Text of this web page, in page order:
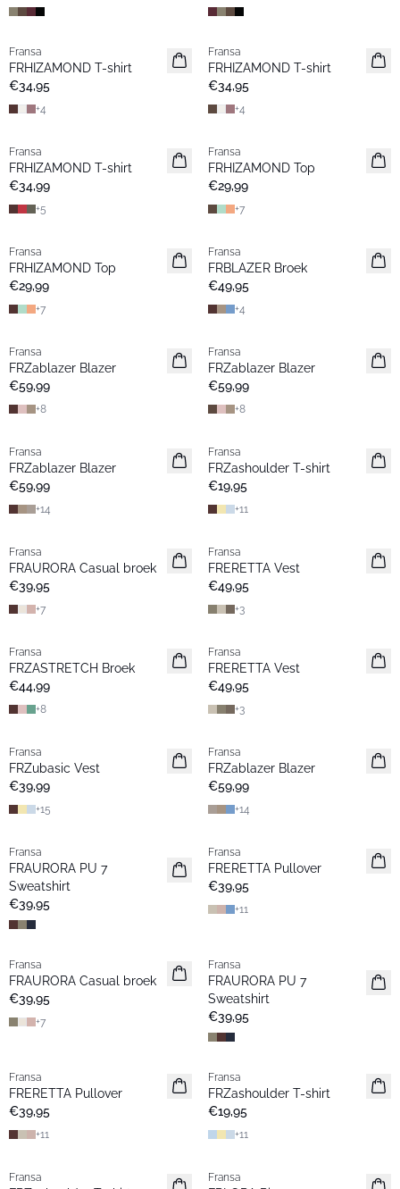
Nieuw
Fransa
FRHIZAMOND T-shirt
€34,95
+4
Nieuw
Fransa
FRHIZAMOND T-shirt
€34,95
+4
Nieuw
Fransa
FRHIZAMOND T-shirt
€34,99
+5
Extended size
Fransa
FRHIZAMOND Top
€29,99
+7
Nieuw
Fransa
FRHIZAMOND Top
€29,99
+7
Nieuw
Fransa
FRBLAZER Broek
€49,95
+4
Nieuw
Fransa
FRZablazer Blazer
€59,99
+8
Nieuw
Fransa
FRZablazer Blazer
€59,99
+8
Nieuw
Fransa
FRZablazer Blazer
€59,99
+14
Nieuw
Fransa
FRZashoulder T-shirt
€19,95
+11
Nieuw
Fransa
FRAURORA Casual broek
€39,95
+7
Nieuw
Fransa
FRERETTA Vest
€49,95
+3
Nieuw
Fransa
FRZASTRETCH Broek
€44,99
+8
Nieuw
Fransa
FRERETTA Vest
€49,95
+3
Nieuw
Fransa
FRZubasic Vest
€39,99
+15
Nieuw
Fransa
FRZablazer Blazer
€59,99
+14
Nieuw
Fransa
FRAURORA PU 7
Sweatshirt
€39,95
Nieuw
Fransa
FRERETTA Pullover
€39,95
+11
Nieuw
Fransa
FRAURORA Casual broek
€39,95
+7
Nieuw
Fransa
FRAURORA PU 7
Sweatshirt
€39,95
Nieuw
Fransa
FRERETTA Pullover
€39,95
+11
Nieuw
Fransa
FRZashoulder T-shirt
€19,95
+11
Nieuw
Fransa Nieuw
Fransa